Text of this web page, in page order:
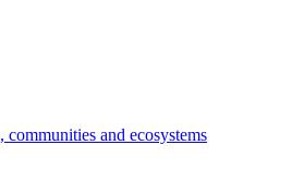
and ecosystems